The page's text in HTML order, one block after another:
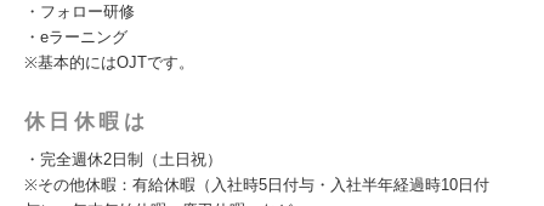
・フォロー研修
・eラーニング
※基本的にはOJTです。
休日休暇は
・完全週休2日制（土日祝）
※その他休暇：有給休暇（入社時5日付与・入社半年経過時10日付